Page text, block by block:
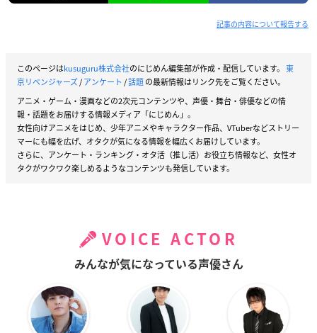
記事の内容について報告する
このページはkusuguru株式会社のにじめん編集部が作成・配信しています。 東
京リベンジャーズ/アンケート /話題の最新情報はリンク先をご覧ください。
アニメ・ゲーム・漫画などの2次元コンテンツや、声優・舞台・俳優などの情
報・話題をお届けする情報メディア「にじめん」。
女性向けアニメをはじめ、少年アニメやキャラクター作品、VTuberなどストリー
マーにも幅を広げ、オタクが気になる情報を幅広くお届けしています。
さらに、アンケート・ランキング・オタ活（推し活）お役立ち情報など、女性オ
タクがワクワク楽しめるようなコンテンツも発信しています。
VOICE ACTOR
みんなが気になっている声優さん